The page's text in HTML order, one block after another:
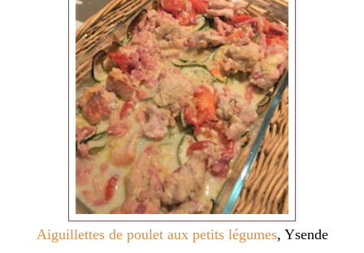
Aiguillettes de poulet aux petits légumes, Ysende